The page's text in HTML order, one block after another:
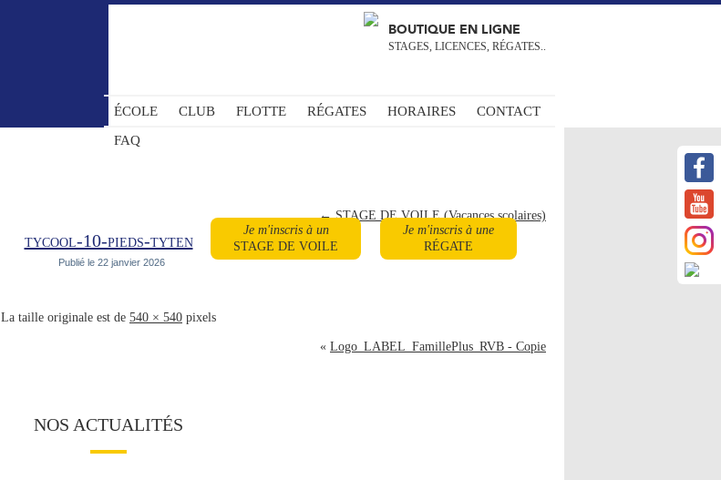
BOUTIQUE EN LIGNE
STAGES, LICENCES, RÉGATES..
ÉCOLE CLUB FLOTTE RÉGATES HORAIRES
CONTACT
FAQ
Je m'inscris à un
STAGE DE VOILE
Je m'inscris à une
RÉGATE
←STAGE DE VOILE (Vacances scolaires)
tycool-10-pieds-tyten
Publié le 22 janvier 2026
La taille originale est de 540 × 540 pixels
« Logo_LABEL_FamillePlus_RVB - Copie
NOS ACTUALITÉS